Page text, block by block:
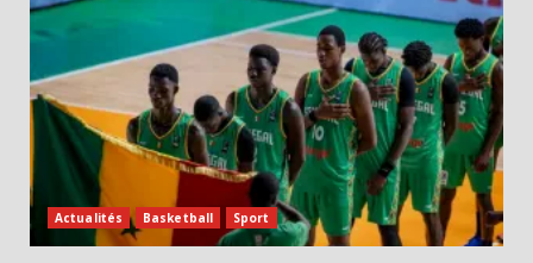
Actualités Basketball Sport